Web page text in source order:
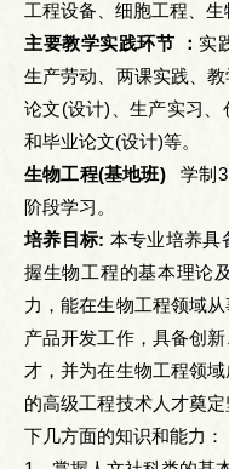
工程设备、细胞工程、生
主要教学实践环节 ： 实
生产劳动、两课实践、
论文(设计)、生产实习、
和毕业论文(设计)等。
生物工程(基地班)学制3
阶段学习。
培养目标: 本专业培养具
握生物工程的基本理论
力，能在生物工程领域
产品开发工作，具备创
才，并为在生物工程领
的高级工程技术人才奠
下几方面的知识和能力：